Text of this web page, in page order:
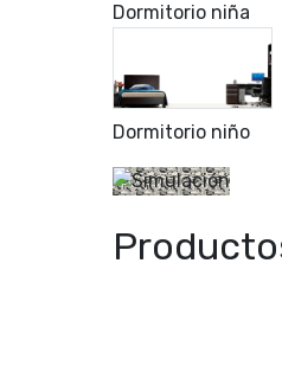
Dormitorio niña
Dormitorio niño